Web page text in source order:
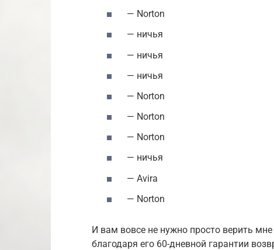
— Norton
— ничья
— ничья
— ничья
— Norton
— Norton
— Norton
— ничья
— Avira
— Norton
И вам вовсе не нужно просто верить
благодаря его 60-дневной гарантии